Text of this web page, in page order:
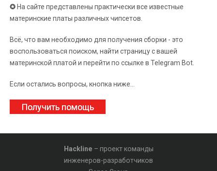
✪ На сайте представлены практически все известные
материнские платы различных чипсетов.
Всё, что вам необходимо для получения сборки - это
воспользоваться поиском, найти страницу с вашей
материнской платой и перейти по ссылке в Telegram Bot.
Если остались вопросы, кнопка ниже...
Получить помощь
Hackline – проект команды
инженеров-разработчиков